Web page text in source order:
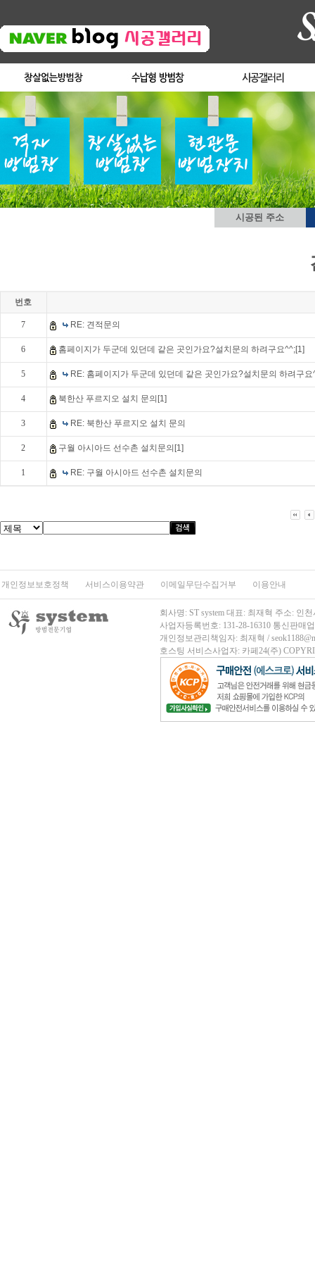
시공된 주소
번호
7 RE: 견적문의
6 홈페이지가 두군데 있던데 같은 곳인가요?설치문의 하려구요^^;[1]
5 RE: 홈페이지가 두군데 있던데 같은 곳인가요?설치문의 하려구요
4 북한산 푸르지오 설치 문의[1]
3 RE: 북한산 푸르지오 설치 문의
2 구월 아시아드 선수촌 설치문의[1]
1 RE: 구월 아시아드 선수촌 설치문의
개인정보보호정책 서비스이용약관 이메일무단수집거부 이용안내
회사명: ST system 대표: 최재혁 주소: 인
사업자등록번호: 131-28-16310 통신판매
개인정보관리책임자: 최재혁 /
호스팅 서비스사업자: 카페24(주)